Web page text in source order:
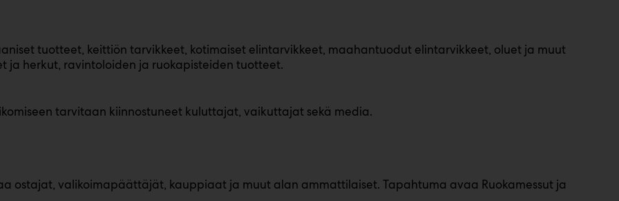
tuotteet, keittiön tarvikkeet, kotimaiset elintarvikkeet, maahantuodut elintarvikkeet, oluet ja muut
ja herkut, ravintoloiden ja ruokapisteiden tuotteet.
tarvitaan kiinnostuneet kuluttajat, vaikuttajat sekä media.
ostajat, valikoimapäättäjät, kauppiaat ja muut alan ammattilaiset. Tapahtuma avaa Ruokamessut ja